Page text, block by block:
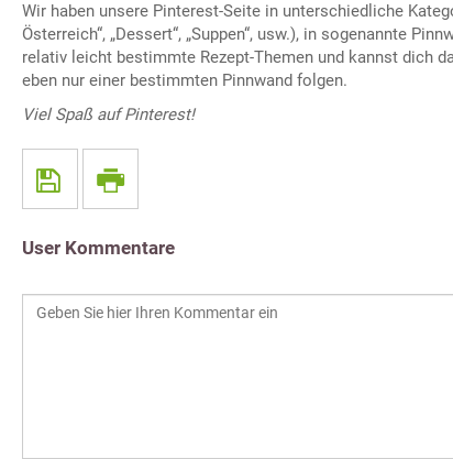
Wir haben unsere Pinterest-Seite in unterschiedliche
Österreich“, „Dessert“, „Suppen“, usw.), in sogenannte
relativ leicht bestimmte Rezept-Themen und kannst dich
eben nur einer bestimmten Pinnwand folgen.
Viel Spaß auf Pinterest!
User Kommentare